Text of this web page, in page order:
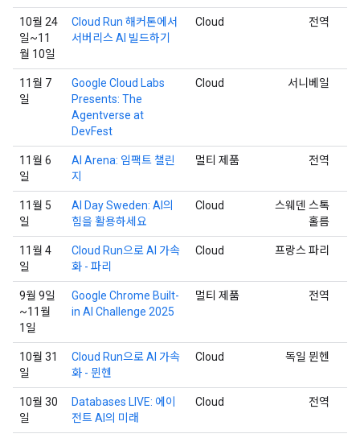
10월 24
일~11
월 10일
Cloud Run 해커톤에서
서버리스 AI 빌드하기
Cloud 전역
11월 7
일
Google Cloud Labs
Presents: The
Agentverse at
DevFest
Cloud 서니베일
11월 6
일
AI Arena: 임팩트 챌린
지
멀티 제품 전역
11월 5
일
AI Day Sweden: AI의
힘을 활용하세요
Cloud
스웨덴 스톡
홀름
11월 4
일
Cloud Run으로 AI 가속
화 - 파리
Cloud 프랑스 파리
9월 9일
~11월
1일
Google Chrome Built-
in AI Challenge 2025
멀티 제품 전역
10월 31
일
Cloud Run으로 AI 가속
화 - 뮌헨
Cloud 독일 뮌헨
10월 30
일
Databases LIVE: 에이
전트 AI의 미래
Cloud 전역